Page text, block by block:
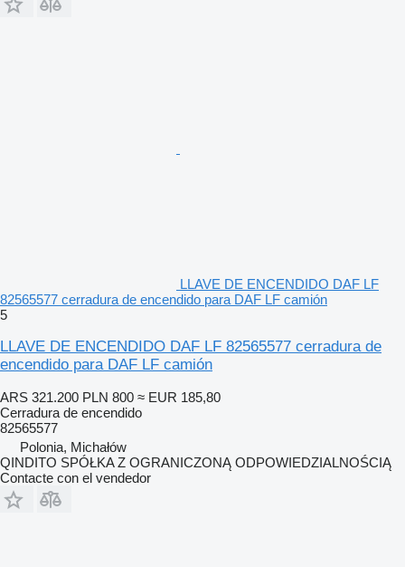
LLAVE DE ENCENDIDO DAF LF
82565577 cerradura de encendido para DAF LF camión
5
LLAVE DE ENCENDIDO DAF LF 82565577 cerradura de
encendido para DAF LF camión
ARS 321.200 PLN 800 ≈ EUR 185,80
Cerradura de encendido
82565577
Polonia, Michałów
QINDITO SPÓŁKA Z OGRANICZONĄ ODPOWIEDZIALNOŚCIĄ
Contacte con el vendedor